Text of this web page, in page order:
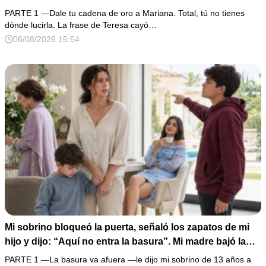
con las manos marcadas por espinas no merecía 50
gramos de oro. Mi esposo guardó silencio, así que
obedecí con calma y le pedí que preparara la fiesta. Ella
completo que había intentado ocultar.
PARTE 1 —Dale tu cadena de oro a Mariana. Total, tú no tienes
dónde lucirla. La frase de Teresa cayó…
06/08/2026 15:54
Mi sobrino bloqueó la puerta, señaló los zapatos de mi
hijo y dijo: “Aquí no entra la basura”. Mi madre bajó la
mirada y mi hermana siguió tomando café como si nada.
PARTE 1 —La basura va afuera —le dijo mi sobrino de 13 años a